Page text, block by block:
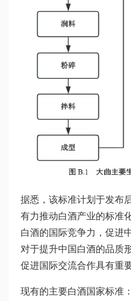
据悉，该标准计划于发布
有力推动白酒产业的标准
白酒的国际竞争力，促进
对于提升中国白酒的品质
促进国际交流合作具有重
现有的主要白酒国家标准：